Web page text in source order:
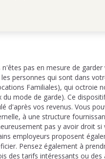
n'êtes pas en mesure de
personnes qui sont dans
Familiales), qui octroie
du mode de garde). Ce
d'après vos revenus. Vous
à une structure
pas y avoir droit
employeurs proposent
Pensez également à
des tarifs intéressants ou des